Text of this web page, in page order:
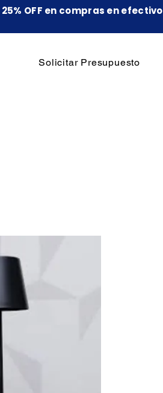
25% OFF en compras en efectivo
Solicitar Presupuesto